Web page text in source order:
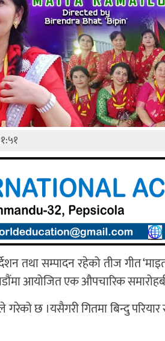
तथा सम्पादन रहेको तीज गीत
आयोजित एक औपचारिक
छ ।यसैगरी गितमा बिन्दु